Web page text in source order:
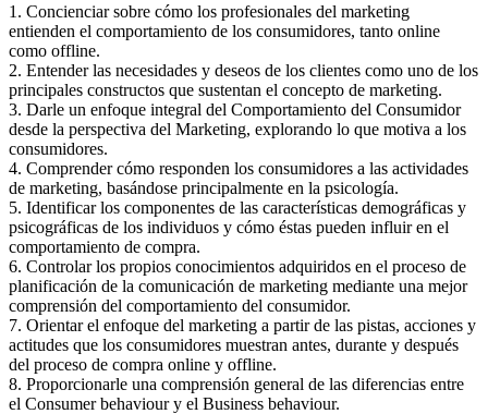
1. Concienciar sobre cómo los profesionales del marketing
entienden el comportamiento de los consumidores, tanto online
como offline.
2. Entender las necesidades y deseos de los clientes como uno de los
principales constructos que sustentan el concepto de marketing.
3. Darle un enfoque integral del Comportamiento del Consumidor
desde la perspectiva del Marketing, explorando lo que motiva a los
consumidores.
4. Comprender cómo responden los consumidores a las actividades
de marketing, basándose principalmente en la psicología.
5. Identificar los componentes de las características demográficas y
psicográficas de los individuos y cómo éstas pueden influir en el
comportamiento de compra.
6. Controlar los propios conocimientos adquiridos en el proceso de
planificación de la comunicación de marketing mediante una mejor
comprensión del comportamiento del consumidor.
7. Orientar el enfoque del marketing a partir de las pistas, acciones y
actitudes que los consumidores muestran antes, durante y después
del proceso de compra online y offline.
8. Proporcionarle una comprensión general de las diferencias entre
el Consumer behaviour y el Business behaviour.